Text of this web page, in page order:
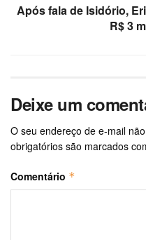
Após fala de Isidório,
R$ 3
Deixe um
O seu endereço de e-mail
obrigatórios são marcados
Comentário *